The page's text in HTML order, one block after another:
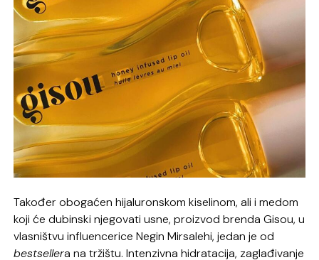
Također obogaćen hijaluronskom kiselinom, ali i medom
koji će dubinski njegovati usne, proizvod brenda Gisou, u
vlasništvu influencerice Negin Mirsalehi, jedan je od
bestsellera na tržištu. Intenzivna hidratacija, zaglađivanje